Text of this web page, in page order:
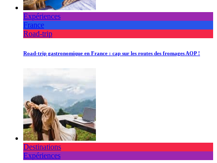
Expériences
France
Road-trip
Road-trip gastronomique en France : cap sur les routes des fromages AOP !
Destinations
Expériences